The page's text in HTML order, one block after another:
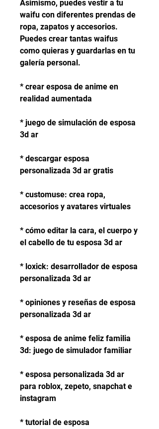
Asimismo, puedes vestir a tu
waifu con diferentes prendas de
ropa, zapatos y accesorios.
Puedes crear tantas waifus
como quieras y guardarlas en tu
galería personal.
* crear esposa de anime en
realidad aumentada
* juego de simulación de esposa
3d ar
* descargar esposa
personalizada 3d ar gratis
* customuse: crea ropa,
accesorios y avatares virtuales
* cómo editar la cara, el cuerpo y
el cabello de tu esposa 3d ar
* loxick: desarrollador de esposa
personalizada 3d ar
* opiniones y reseñas de esposa
personalizada 3d ar
* esposa de anime feliz familia
3d: juego de simulador familiar
* esposa personalizada 3d ar
para roblox, zepeto, snapchat e
instagram
* tutorial de esposa